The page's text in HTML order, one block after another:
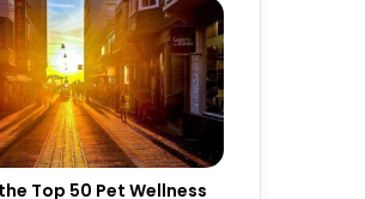
Top 50 Pet Wellness